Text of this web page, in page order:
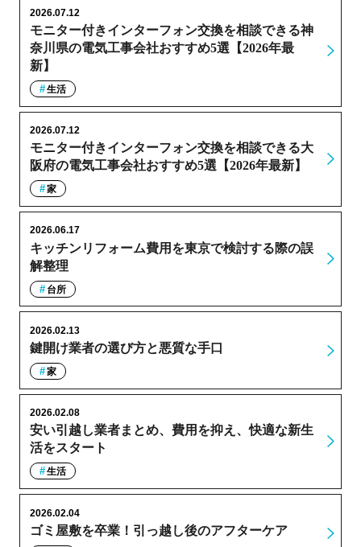
モニター付きインターフォン交換を相談できる神
奈川県の電気工事会社おすすめ5選【2026年最
新】
2026.07.12
生活
モニター付きインターフォン交換を相談できる大
阪府の電気工事会社おすすめ5選【2026年最新】
2026.07.12
家
キッチンリフォーム費用を東京で検討する際の誤
解整理
2026.06.17
台所
鍵開け業者の選び方と悪質な手口
2026.02.13
家
安い引越し業者まとめ、費用を抑え、快適な新生
活をスタート
2026.02.08
生活
ゴミ屋敷を卒業！引っ越し後のアフターケア
2026.02.04